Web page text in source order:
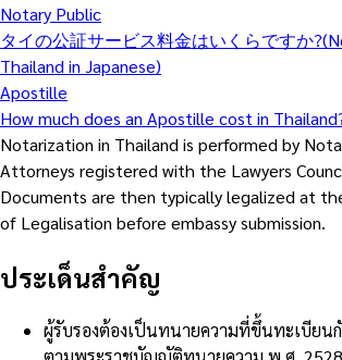
Notary Public
タイの公証サービス料金はいくらですか
Thailand in Japanese)
Apostille
How much does an Apostille cost in
Notarization in Thailand is performed by
Attorneys registered with the Lawyers
Documents are then typically legalized at
of Legalisation before embassy submission.
ประเด็นสำคัญ
ผู้รับรองต้องเป็นทนายความที่ขึ้นทะเบียน